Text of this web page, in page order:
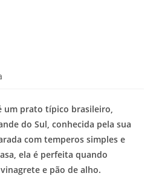
um prato típico brasileiro,
do Sul, conhecida pela sua
com temperos simples e
ela é perfeita quando
e pão de alho.